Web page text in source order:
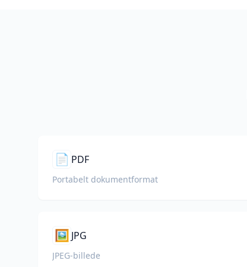
📄 PDF
Portabelt dokumentformat
🖼️ JPG
JPEG-billede